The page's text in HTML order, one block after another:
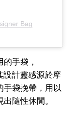
Bag
手袋，
設計靈感源於摩
手袋挽帶，用以
隨性休閒。